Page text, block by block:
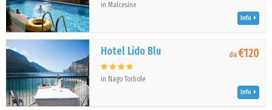
in Malcesine
Info
Hotel Lido Blu
in Nago Torbole
da€120
Info